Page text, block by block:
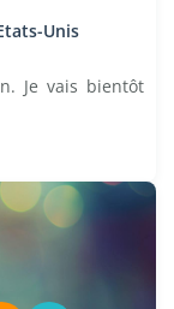
Unis
Je vais bientôt